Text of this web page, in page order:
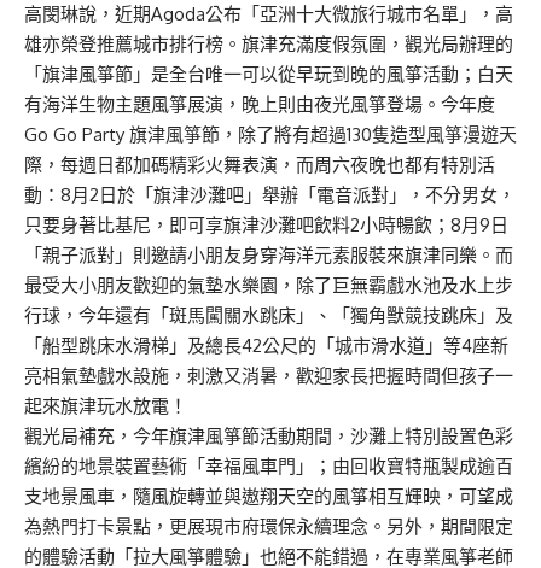
高閔琳說，近期Agoda公布「亞洲十大微旅行城市名單」，高
雄亦榮登推薦城市排行榜。旗津充滿度假氛圍，觀光局辦理的
「旗津風箏節」是全台唯一可以從早玩到晚的風箏活動；白天
有海洋生物主題風箏展演，晚上則由夜光風箏登場。今年度
Go Go Party 旗津風箏節，除了將有超過130隻造型風箏漫遊天
際，每週日都加碼精彩火舞表演，而周六夜晚也都有特別活
動：8月2日於「旗津沙灘吧」舉辦「電音派對」，不分男女，
只要身著比基尼，即可享旗津沙灘吧飲料2小時暢飲；8月9日
「親子派對」則邀請小朋友身穿海洋元素服裝來旗津同樂。而
最受大小朋友歡迎的氣墊水樂園，除了巨無霸戲水池及水上步
行球，今年還有「斑馬闖關水跳床」、「獨角獸競技跳床」及
「船型跳床水滑梯」及總長42公尺的「城市滑水道」等4座新
亮相氣墊戲水設施，刺激又消暑，歡迎家長把握時間但孩子一
起來旗津玩水放電！
觀光局補充，今年旗津風箏節活動期間，沙灘上特別設置色彩
繽紛的地景裝置藝術「幸福風車門」；由回收寶特瓶製成逾百
支地景風車，隨風旋轉並與遨翔天空的風箏相互輝映，可望成
為熱門打卡景點，更展現市府環保永續理念。另外，期間限定
的體驗活動「拉大風箏體驗」也絕不能錯過，在專業風箏老師